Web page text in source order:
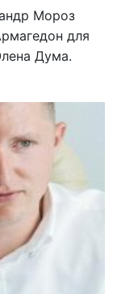
Мороз
для
Дума.